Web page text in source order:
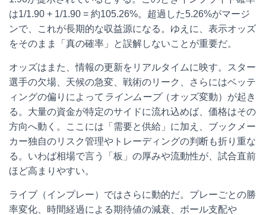
は1/1.90 + 1/1.90 = 約105.26%。超過した5.26%がマージ
ンで、これが長期的な収益源になる。ゆえに、表示オッズ
をそのまま「真の確率」と誤解しないことが重要だ。
オッズはまた、情報の更新をリアルタイムに映す。スター
選手の欠場、天候の急変、戦術のリーク、さらにはベッテ
ィングの偏りによって ラインムーブ（オッズ変動）が起き
る。大量の資金が特定のサイドに流れ込めば、価格はその
方向へ動く。ここには「需要と供給」に加え、ブックメー
カー独自のリスク管理やトレーディングの判断も折り重な
る。いわば相場で言う「板」の厚みや流動性が、試合直前
ほど高まりやすい。
ライブ（インプレー）ではさらに動的だ。プレーごとの勝
率変化、時間経過による期待値の減衰、ボール支配や